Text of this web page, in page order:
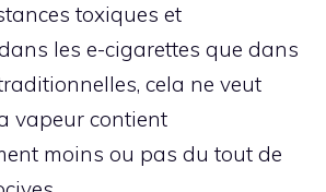
toxiques et
les e-cigarettes que dans
cela ne veut
vapeur contient
moins ou pas du tout de